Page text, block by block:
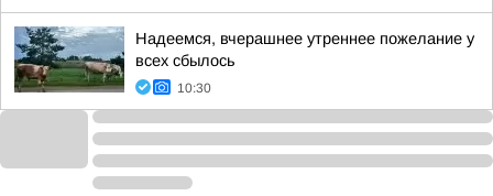
Надеемся, вчерашнее утреннее пожелание у
всех сбылось
10:30